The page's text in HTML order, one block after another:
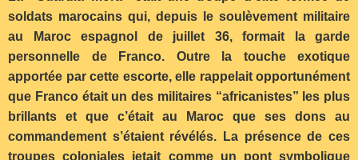
soldats marocains qui, depuis le soulèvement militaire
au Maroc espagnol de juillet 36, formait la garde
personnelle de Franco. Outre la touche exotique
apportée par cette escorte, elle rappelait opportunément
que Franco était un des militaires “africanistes” les plus
brillants et que c’était au Maroc que ses dons au
commandement s’étaient révélés. La présence de ces
troupes coloniales jetait comme un pont symbolique